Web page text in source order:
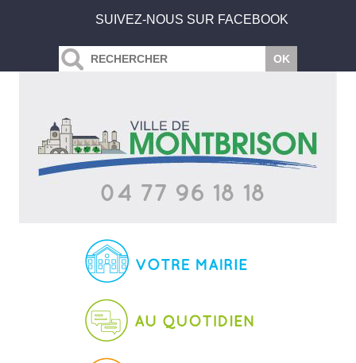
SUIVEZ-NOUS SUR FACEBOOK